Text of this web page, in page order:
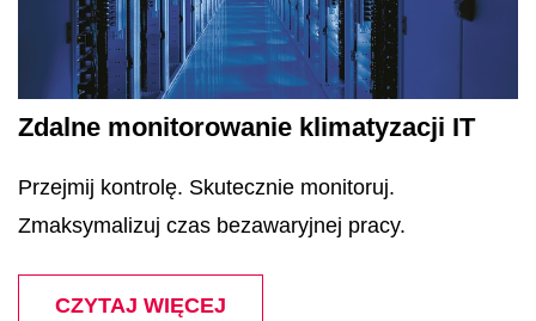
Zdalne monitorowanie klimatyzacji IT
Przejmij kontrolę. Skutecznie monitoruj.
Zmaksymalizuj czas bezawaryjnej pracy.
CZYTAJ WIĘCEJ